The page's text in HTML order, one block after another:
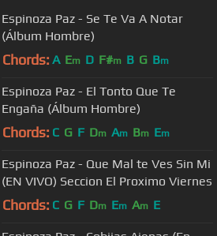
Espinoza Paz - Se Te Va A Notar
(Álbum Hombre)
Chords: A Em D F#m B G Bm
Espinoza Paz - El Tonto Que Te
Engaña (Álbum Hombre)
Chords: C G F Dm Am Bm Em
Espinoza Paz - Que Mal te Ves Sin Mi
(EN VIVO) Seccion El Proximo Viernes
Chords: C G F Dm Em Am E